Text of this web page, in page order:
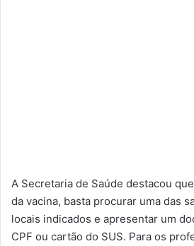
A Secretaria de Saúde destacou
da vacina, basta procurar uma das
locais indicados e apresentar um
CPF ou cartão do SUS. Para os